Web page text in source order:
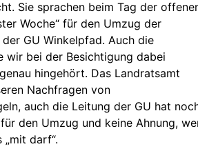
Sie sprachen beim Tag der
Woche“ für den Umzug der
GU Winkelpfad. Auch die
wir bei der Besichtigung dabei
hingehört. Das Landratsamt
Nachfragen von
auch die Leitung der GU hat
den Umzug und keine Ahnung,
darf“.